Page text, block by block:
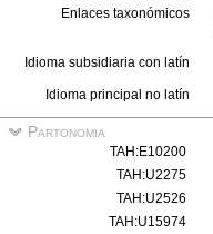
Enlaces taxonómicos
Idioma subsidiaria con latín
Idioma principal no latín
Partonomia
TAH:E10200
TAH:U2275
TAH:U2526
TAH:U15974